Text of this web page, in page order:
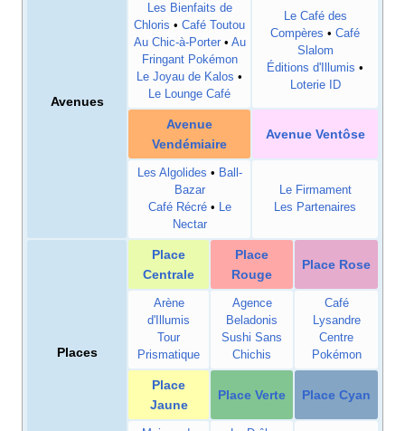
Avenues
Les Bienfaits de
Chloris • Café Toutou
Au Chic-à-Porter• Au
Fringant Pokémon
Le Joyau de Kalos •
Le Lounge Café
Le Café des
Compères • Café
Slalom
Éditions d'Illumis •
Loterie ID
Avenue
Vendémiaire
Avenue Ventôse
Les Algolides • Ball-
Bazar
Café Récré• Le
Nectar
Le Firmament
Les Partenaires
Places
Place
Centrale
Place
Rouge
Place Rose
Arène
d'Illumis
Tour
Prismatique
Agence
Beladonis
Sushi Sans
Chichis
Café
Lysandre
Centre
Pokémon
Place
Jaune
Place Verte Place Cyan